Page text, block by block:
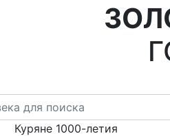
Куряне 1000-летия